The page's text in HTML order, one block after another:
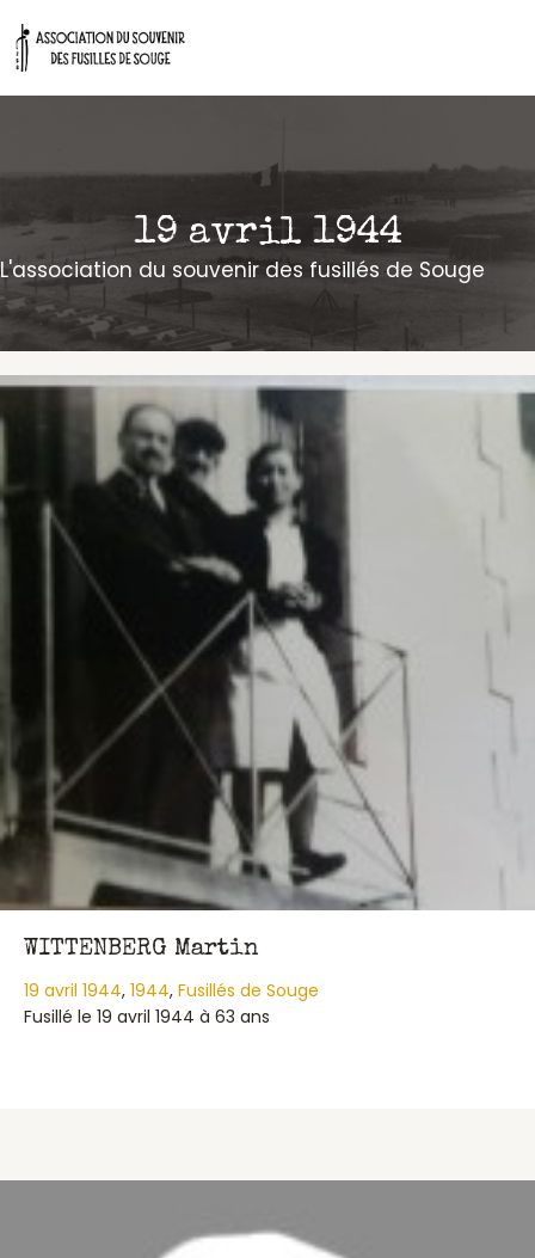
au
contenu
19 avril 1944
L'association du souvenir des fusillés de Souge
WITTENBERG Martin
19 avril 1944, 1944, Fusillés de Souge
Fusillé le 19 avril 1944 à 63 ans